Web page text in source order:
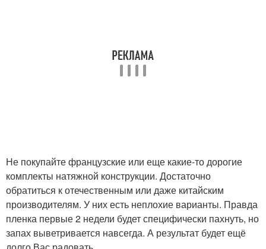
Не покупайте французские или еще какие-то дорогие
комплекты натяжной конструкции. Достаточно
обратиться к отечественным или даже китайским
производителям. У них есть неплохие варианты. Правда
пленка первые 2 недели будет специфически пахнуть, но
запах выветривается навсегда. А результат будет ещё